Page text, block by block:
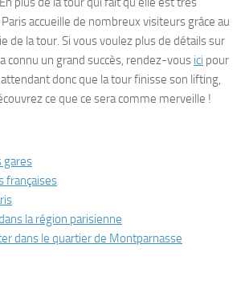
accueille de nombreux visiteurs grâce au
de la tour. Si vous voulez plus de détails sur
connu un grand succès, rendez-vous ici pour
donc que la tour finisse son lifting,
ce que ce sera comme merveille !
gares
françaises
la région parisienne
dans le quartier de Montparnasse